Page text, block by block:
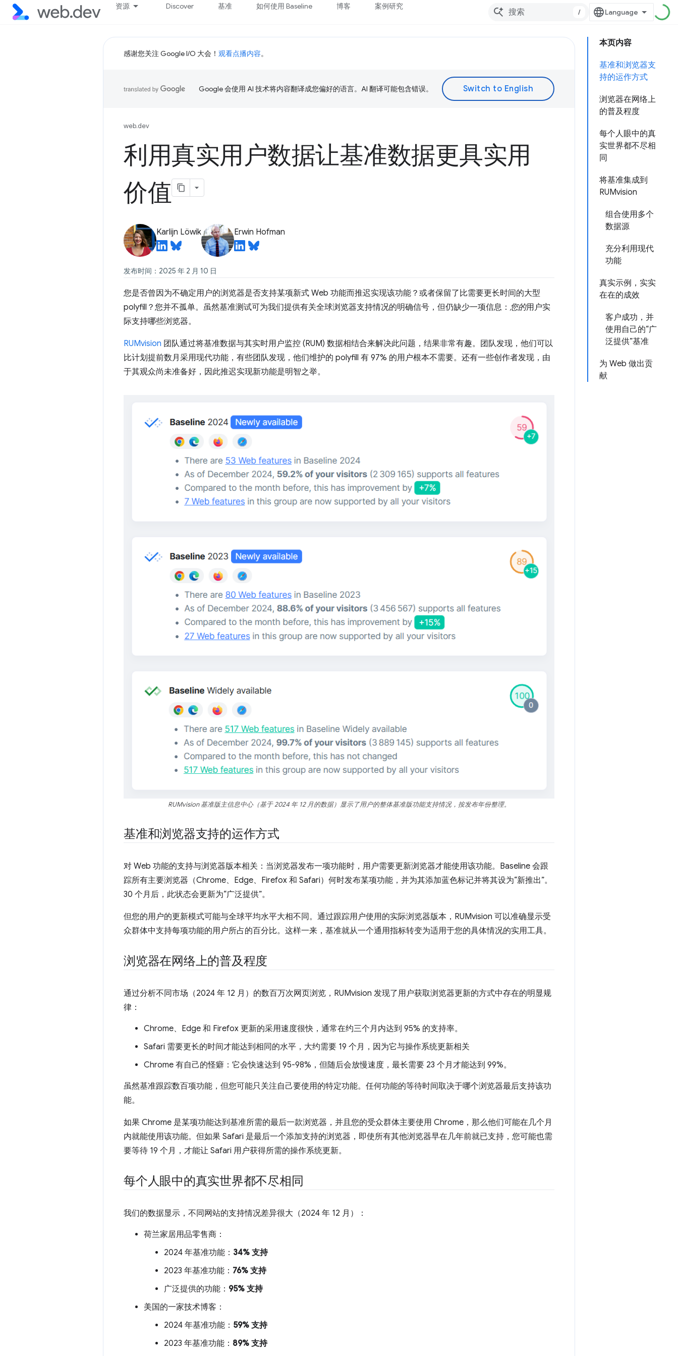
资源 Discover 基准 如何使用 Baseline 博客 案例研究
/
本页内容
基准和浏览器支
持的运作方式
浏览器在网络上
的普及程度
每个人眼中的真
实世界都不尽相
同
将基准集成到
RUMvision
组合使用多个
数据源
充分利用现代
功能
真实示例，实实
在在的成效
客户成功，并
使用自己的“广
泛提供”基准
为 Web 做出贡
献
感谢您关注 Google I/O 大会！ 观看点播内容。
Google 会使用 AI 技术将内容翻译成您偏好的语言。AI 翻译可能包含错误。
web.dev
利用真实用户数据让基准数据更具实用
价值
Karlijn Löwik Erwin Hofman
发布时间：2025 年 2 月 10 日
您是否曾因为不确定用户的浏览器是否支持某项新式 Web 功能而推迟实现该功能？或者保留了比需要更长时间的大型
polyfill？您并不孤单。虽然基准测试可为我们提供有关全球浏览器支持情况的明确信号，但仍缺少一项信息： 您的用户实
际支持哪些浏览器。
RUMvision 团队通过将基准数据与其实时用户监控 (RUM) 数据相结合来解决此问题，结果非常有趣。团队发现，他们可以
比计划提前数月采用现代功能，有些团队发现，他们维护的 polyfill 有 97% 的用户根本不需要。还有一些创作者发现，由
于其观众尚未准备好，因此推迟实现新功能是明智之举。
RUMvision 基准版主信息中心（基于 2024 年 12 月的数据）显示了用户的整体基准版功能支持情况，按发布年份整理。
基准和浏览器支持的运作方式
对 Web 功能的支持与浏览器版本相关：当浏览器发布一项功能时，用户需要更新浏览器才能使用该功能。Baseline 会跟
踪所有主要浏览器（Chrome、Edge、Firefox 和 Safari）何时发布某项功能，并为其添加蓝色标记并将其设为“新推出”。
30 个月后，此状态会更新为“广泛提供”。
但您的用户的更新模式可能与全球平均水平大相不同。通过跟踪用户使用的实际浏览器版本，RUMvision 可以准确显示受
众群体中支持每项功能的用户所占的百分比。这样一来，基准就从一个通用指标转变为适用于您的具体情况的实用工具。
浏览器在网络上的普及程度
通过分析不同市场（2024 年 12 月）的数百万次网页浏览，RUMvision 发现了用户获取浏览器更新的方式中存在的明显规
律：
Chrome、Edge 和 Firefox 更新的采用速度很快，通常在约三个月内达到 95% 的支持率。
Safari 需要更长的时间才能达到相同的水平，大约需要 19 个月，因为它与操作系统更新相关
Chrome 有自己的怪癖：它会快速达到 95-98%，但随后会放慢速度，最长需要 23 个月才能达到 99%。
虽然基准跟踪数百项功能，但您可能只关注自己要使用的特定功能。任何功能的等待时间取决于哪个浏览器最后支持该功
能。
如果 Chrome 是某项功能达到基准所需的最后一款浏览器，并且您的受众群体主要使用 Chrome，那么他们可能在几个月
内就能使用该功能。但如果 Safari 是最后一个添加支持的浏览器，即使所有其他浏览器早在几年前就已支持，您可能也需
要等待 19 个月，才能让 Safari 用户获得所需的操作系统更新。
每个人眼中的真实世界都不尽相同
我们的数据显示，不同网站的支持情况差异很大（2024 年 12 月）：
荷兰家居用品零售商：
2024 年基准功能： 34% 支持
2023 年基准功能： 76% 支持
广泛提供的功能： 95% 支持
美国的一家技术博客：
2024 年基准功能： 59% 支持
2023 年基准功能： 89% 支持